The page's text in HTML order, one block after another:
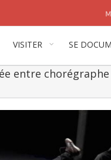
VISITER SE
entre